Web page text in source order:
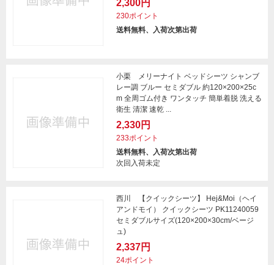
2,300円
230ポイント
送料無料、入荷次第出荷
小栗 メリーナイト ベッドシーツ シャンブ
レー調 ブルー セミダブル 約120×200×25c
m 全周ゴム付き ワンタッチ 簡単着脱 洗える
衛生 清潔 速乾 ...
2,330円
233ポイント
送料無料、入荷次第出荷
次回入荷未定
西川 【クイックシーツ】 Hej&Moi（ヘイ
アンドモイ） クイックシーツ PK11240059
セミダブルサイズ(120×200×30cm/ベージ
ュ)
2,337円
24ポイント